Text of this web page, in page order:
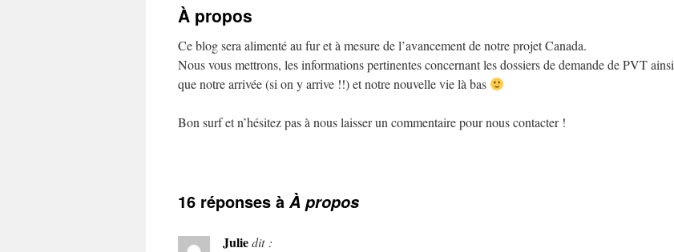
À propos
Ce blog sera alimenté au fur et à mesure de l’avancement de notre projet Canada.
Nous vous mettrons, les informations pertinentes concernant les dossiers de demande de PVT ainsi
que notre arrivée (si on y arrive !!) et notre nouvelle vie là bas
Bon surf et n’hésitez pas à nous laisser un commentaire pour nous contacter !
16 réponses à À propos
Juliedit :